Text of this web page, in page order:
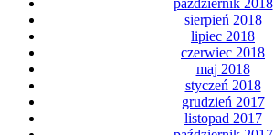
sierpień 2018
lipiec 2018
czerwiec 2018
maj 2018
styczeń 2018
grudzień 2017
listopad 2017